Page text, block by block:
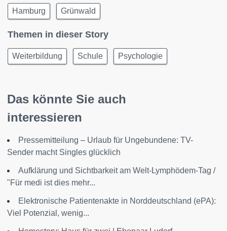
Hamburg Grünwald
Themen in dieser Story
Weiterbildung Schule Psychologie
Das könnte Sie auch
interessieren
Pressemitteilung – Urlaub für Ungebundene: TV-
Sender macht Singles glücklich
Aufklärung und Sichtbarkeit am Welt-Lymphödem-Tag /
"Für medi ist dies mehr...
Elektronische Patientenakte in Norddeutschland (ePA):
Viel Potenzial, wenig...